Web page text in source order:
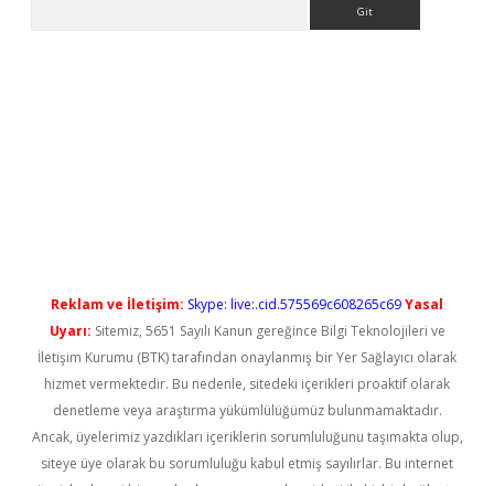
Reklam ve İletişim: Skype: live:.cid.575569c608265c69Yasal
Uyarı: Sitemiz, 5651 Sayılı Kanun gereğince Bilgi Teknolojileri ve
İletişim Kurumu (BTK) tarafından onaylanmış bir Yer Sağlayıcı olarak
hizmet vermektedir. Bu nedenle, sitedeki içerikleri proaktif olarak
denetleme veya araştırma yükümlülüğümüz bulunmamaktadır.
Ancak, üyelerimiz yazdıkları içeriklerin sorumluluğunu taşımakta olup,
siteye üye olarak bu sorumluluğu kabul etmiş sayılırlar. Bu internet